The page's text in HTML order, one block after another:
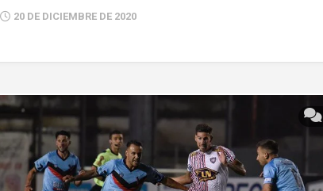
20 DE DICIEMBRE DE 2020